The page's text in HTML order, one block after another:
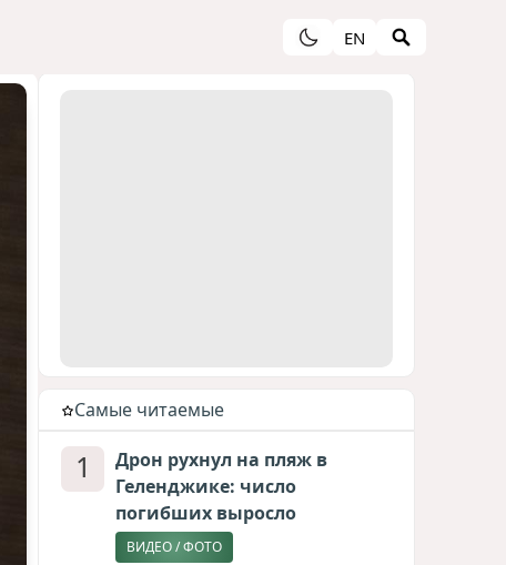
EN
Cамые читаемые
1
Дрон рухнул на пляж в
Геленджике: число
погибших выросло
ВИДЕО / ФОТО